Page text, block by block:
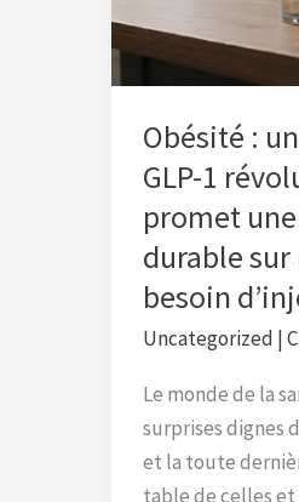
Obésité :
GLP-1
promet
durable sur
besoin
Uncategorized |
Le monde de la
surprises dignes
et la toute
table de celles
1
révolutionnaire
promet
une
perte
de
poids
durable
sur
an,
sans
besoin
d’injections